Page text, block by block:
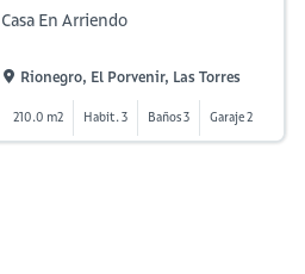
Casa En Arriendo
Rionegro, El Porvenir, Las Torres
210.0 m2 Habit. 3 Baños 3 Garaje 2